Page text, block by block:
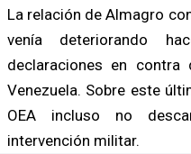
La relación de Almagro
venía deteriorando
declaraciones en
Venezuela. Sobre este
OEA incluso no
intervención militar.